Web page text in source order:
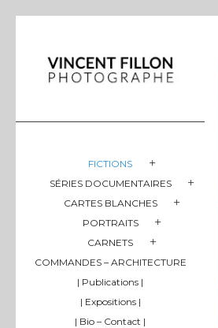
FICTIONS
SÉRIES DOCUMENTAIRES
CARTES BLANCHES
PORTRAITS
CARNETS
COMMANDES – ARCHITECTURE
| Publications |
| Expositions |
| Bio – Contact |